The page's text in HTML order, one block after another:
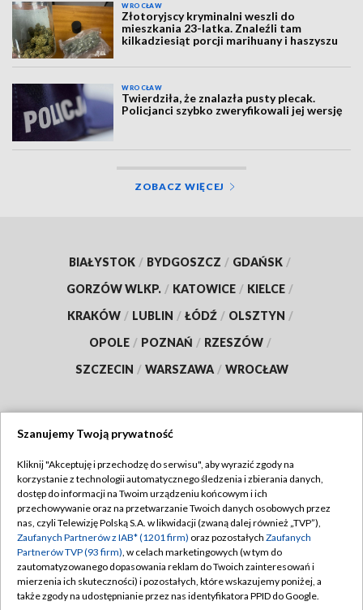
WROCŁAW
Złotoryjscy kryminalni weszli do
mieszkania 23-latka. Znaleźli tam
kilkadziesiąt porcji marihuany i haszyszu
WROCŁAW
Twierdziła, że znalazła pusty plecak.
Policjanci szybko zweryfikowali jej wersję
ZOBACZ WIĘCEJ
BIAŁYSTOK / BYDGOSZCZ / GDAŃSK /
GORZÓW WLKP. / KATOWICE / KIELCE /
KRAKÓW / LUBLIN / ŁÓDŹ / OLSZTYN /
OPOLE / POZNAŃ / RZESZÓW /
SZCZECIN / WARSZAWA / WROCŁAW
TVP
Abonament TVP
Emisja w TVP
Centrum informacji TVP
Naziemna Telewizja Cyfrowa
Regulamin TVP
Polityka prywatności
Moje zgody
Pomoc
Szanujemy Twoją prywatność
Kliknij "Akceptuję i przechodzę do serwisu", aby wyrazić zgody na
korzystanie z technologii automatycznego śledzenia i zbierania danych,
dostęp do informacji na Twoim urządzeniu końcowym i ich
przechowywanie oraz na przetwarzanie Twoich danych osobowych przez
nas, czyli Telewizję Polską S.A. w likwidacji (zwaną dalej również „TVP”),
Zaufanych Partnerów z IAB* (1201 firm) oraz pozostałych Zaufanych
Partnerów TVP (93 firm), w celach marketingowych (w tym do
zautomatyzowanego dopasowania reklam do Twoich zainteresowań i
mierzenia ich skuteczności) i pozostałych, które wskazujemy poniżej, a
także zgody na udostępnianie przez nas identyfikatora PPID do Google.